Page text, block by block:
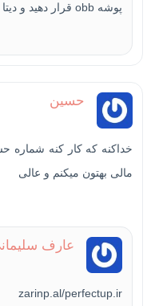
پوشه obb قرار دهید و دیتا قبلی را پاک کنید♥
حسین
خداکنه که کار کنه شماره
مالی بهتون میکنم و عالی
عارف
zarinp.al/perfectup.ir